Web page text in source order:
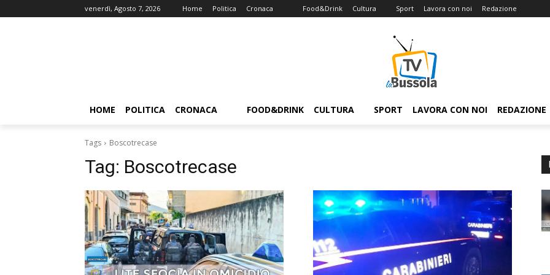
venerdì, Agosto 7, 2026 Home Politica Cronaca Food&Drink Cultura Sport Lavora con noi Redazione
HOME POLITICA CRONACA FOOD&DRINK CULTURA SPORT LAVORA CON NOI REDAZIONE
Tags Boscotrecase
Tag: Boscotrecase